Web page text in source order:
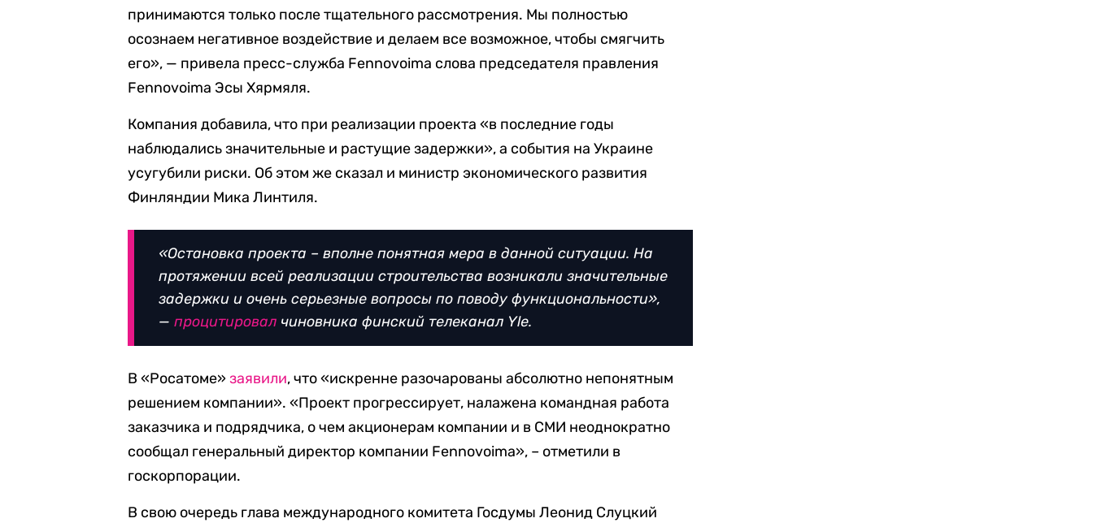
принимаются только после тщательного рассмотрения. Мы полностью
осознаем негативное воздействие и делаем все возможное, чтобы смягчить
его», — привела пресс-служба Fennovoima слова председателя правления
Fennovoimа Эсы Хярмяля.
Компания добавила, что при реализации проекта «в последние годы
наблюдались значительные и растущие задержки», а события на Украине
усугубили риски. Об этом же сказал и министр экономического развития
Финляндии Мика Линтиля.
«Остановка проекта – вполне понятная мера в данной ситуации. На
протяжении всей реализации строительства возникали значительные
задержки и очень серьезные вопросы по поводу функциональности»,
—процитировал чиновника финский телеканал Yle.
В «Росатоме»заявили, что «искренне разочарованы абсолютно непонятным
решением компании». «Проект прогрессирует, налажена командная работа
заказчика и подрядчика, о чем акционерам компании и в СМИ неоднократно
сообщал генеральный директор компании Fennovoima», – отметили в
госкорпорации.
В свою очередь глава международного комитета Госдумы Леонид Слуцкий